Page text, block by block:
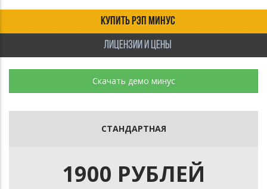
КУПИТЬ РЭП МИНУС
ЛИЦЕНЗИИ И ЦЕНЫ
Скачать демо минус
СТАНДАРТНАЯ
1900 РУБЛЕЙ